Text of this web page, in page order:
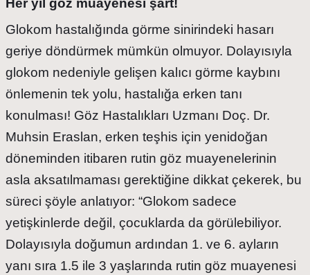
Her yıl göz muayenesi şart!
Glokom hastalığında görme sinirindeki hasarı
geriye döndürmek mümkün olmuyor. Dolayısıyla
glokom nedeniyle gelişen kalıcı görme kaybını
önlemenin tek yolu, hastalığa erken tanı
konulması! Göz Hastalıkları Uzmanı Doç. Dr.
Muhsin Eraslan, erken teşhis için yenidoğan
döneminden itibaren rutin göz muayenelerinin
asla aksatılmaması gerektiğine dikkat çekerek, bu
süreci şöyle anlatıyor: “Glokom sadece
yetişkinlerde değil, çocuklarda da görülebiliyor.
Dolayısıyla doğumun ardından 1. ve 6. ayların
yanı sıra 1.5 ile 3 yaşlarında rutin göz muayenesi